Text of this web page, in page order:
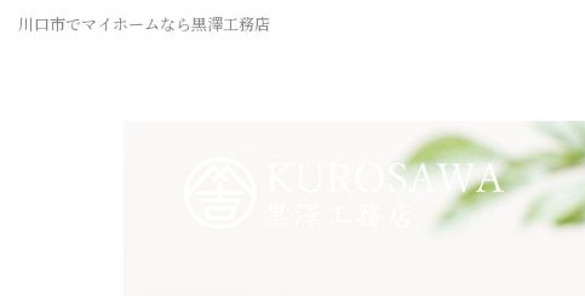
川口市でマイホームなら黒澤工務店